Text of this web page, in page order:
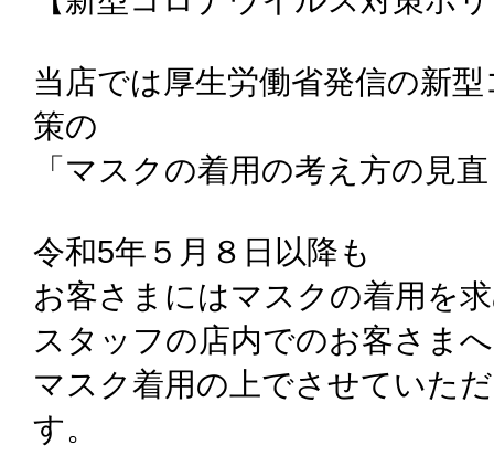
当店では厚生労働省発信の新
策の
「マスクの着用の考え方の見
令和5年５月８日以降も
お客さまにはマスクの着用を
スタッフの店内でのお客さま
マスク着用の上でさせていた
す。